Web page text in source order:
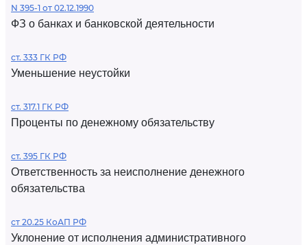
N 395-1 от 02.12.1990
ФЗ о банках и банковской деятельности
ст. 333 ГК РФ
Уменьшение неустойки
ст. 317.1 ГК РФ
Проценты по денежному обязательству
ст. 395 ГК РФ
Ответственность за неисполнение денежного
обязательства
ст 20.25 КоАП РФ
Уклонение от исполнения административного